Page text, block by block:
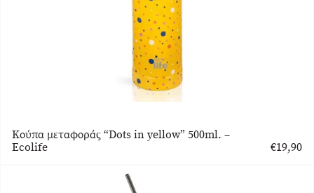
Κούπα μεταφοράς “Dots in yellow” 500ml. –
Ecolife
€19,90